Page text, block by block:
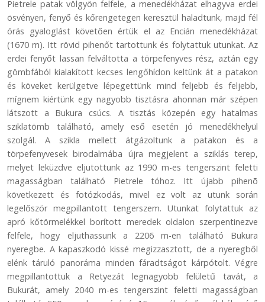
Pietrele patak völgyön felfele, a menedékházat elhagyva erdei
ösvényen, fenyő és kőrengetegen keresztül haladtunk, majd fél
órás gyaloglást követően értük el az Encián menedékházat
(1670 m). Itt rövid pihenőt tartottunk és folytattuk utunkat. Az
erdei fenyőt lassan felváltotta a törpefenyves rész, aztán egy
gömbfából kialakított kecses lengőhídon keltünk át a patakon
és köveket kerülgetve lépegettünk mind feljebb és feljebb,
mígnem kiértünk egy nagyobb tisztásra ahonnan már szépen
látszott a Bukura csúcs. A tisztás közepén egy hatalmas
sziklatömb található, amely eső esetén jó menedékhelyül
szolgál. A szikla mellett átgázoltunk a patakon és a
törpefenyvesek birodalmába újra megjelent a sziklás terep,
melyet leküzdve eljutottunk az 1990 m-es tengerszint feletti
magasságban található Pietrele tóhoz. Itt újabb pihenõ
következett és fotózkodás, mivel ez volt az utunk során
legelőször megpillantott tengerszem. Utunkat folytattuk az
apró kőtörmelékkel borított meredek oldalon szerpentinezve
felfele, hogy eljuthassunk a 2206 m-en található Bukura
nyeregbe. A kapaszkodó kissé megizzasztott, de a nyeregből
elénk táruló panoráma minden fáradtságot kárpótolt. Végre
megpillantottuk a Retyezát legnagyobb felületű tavát, a
Bukurát, amely 2040 m-es tengerszint feletti magasságban